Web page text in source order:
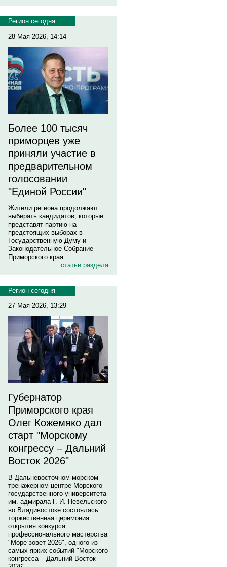
Регион сегодня
28 Мая 2026, 14:14
Более 100 тысяч
приморцев уже
приняли участие в
предварительном
голосовании
"Единой России"
Жители региона продолжают
выбирать кандидатов, которые
представят партию на
предстоящих выборах в
Государственную Думу и
Законодательное Собрание
Приморского края.
статьи раздела
Регион сегодня
27 Мая 2026, 13:29
Губернатор
Приморского края
Олег Кожемяко дал
старт "Морскому
конгрессу – Дальний
Восток 2026"
В Дальневосточном морском
тренажерном центре Морского
государственного университета
им. адмирала Г. И. Невельского
во Владивостоке состоялась
торжественная церемония
открытия конкурса
профессионального мастерства
"Море зовет 2026", одного из
самых ярких событий "Морского
конгресса – Дальний Восток